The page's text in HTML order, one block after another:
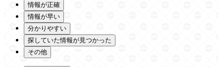
情報が正確
情報が早い
分かりやすい
探していた情報が見つかった
その他